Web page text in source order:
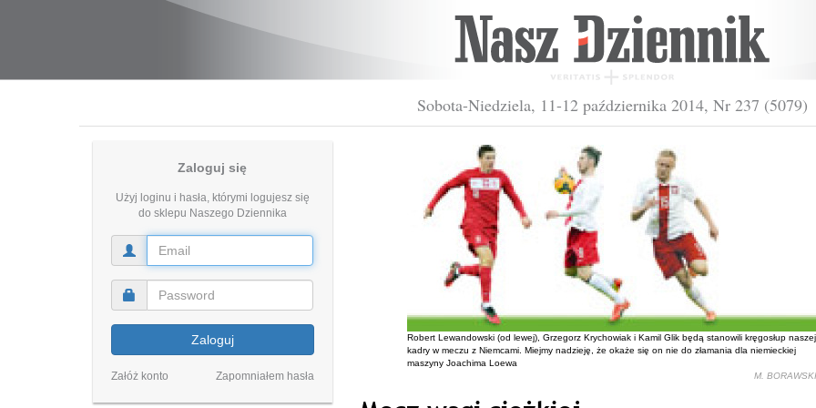
Sobota-Niedziela, 11-12 października 2014, Nr 237 (5079)
Zaloguj się
Użyj loginu i hasła, którymi logujesz się
do sklepu Naszego Dziennika
Zaloguj
Załóż konto Zapomniałem hasła
Robert Lewandowski (od lewej), Grzegorz Krychowiak i Kamil Glik będą stanowili kręgosłup naszej
kadry w meczu z Niemcami. Miejmy nadzieję, że okaże się on nie do złamania dla niemieckiej
maszyny Joachima Loewa
M. BORAWSKI